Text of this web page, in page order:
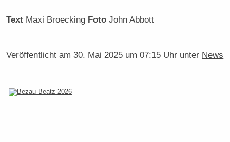
Text Maxi Broecking Foto John Abbott
Veröffentlicht am30. Mai 2025 um 07:15 Uhr unter News